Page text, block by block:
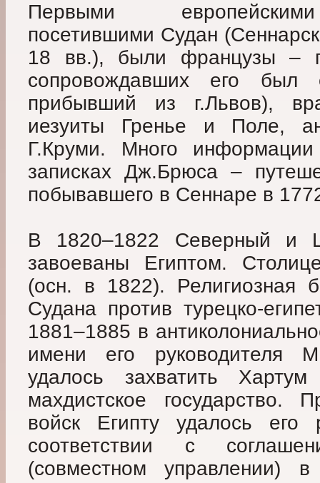
Первыми
посетившими Судан
18 вв.), были французы –
сопровождавших его был
прибывший из г.Львов),
иезуиты Гренье и Поле,
Г.Круми. Много
записках Дж.Брюса –
побывавшего в Сеннаре в
В 1820–1822 Северный и
завоеваны Египтом.
(осн. в 1822). Религиозная
Судана против турецко-
1881–1885 в
имени его руководителя
удалось захватить
махдистское государство.
войск Египту удалось
соответствии с
(совместном управлении)